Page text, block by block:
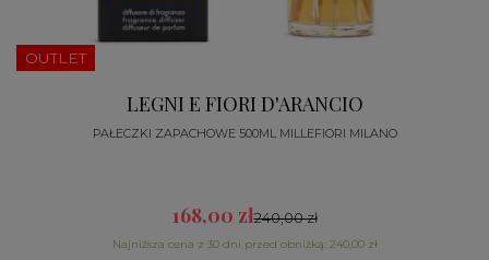
OUTLET
LEGNI E FIORI D'ARANCIO
PAŁECZKI ZAPACHOWE 500ML MILLEFIORI MILANO
168,00 zł240,00 zł
Najniższa cena z 30 dni przed obniżką: 240,00 zł